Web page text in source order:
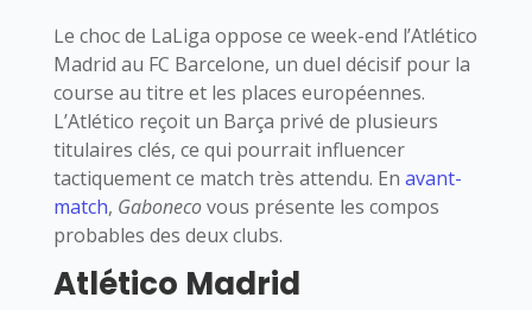
Le choc de LaLiga oppose ce week-end l’Atlético
Madrid au FC Barcelone, un duel décisif pour la
course au titre et les places européennes.
L’Atlético reçoit un Barça privé de plusieurs
titulaires clés, ce qui pourrait influencer
tactiquement ce match très attendu. En avant-
match, Gabonecovous présente les compos
probables des deux clubs.
Atlético Madrid